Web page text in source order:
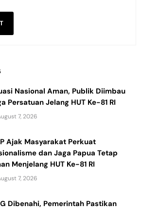
Nasional Aman, Publik Diimbau
Persatuan Jelang HUT Ke-81 RI
7, 2026
Ajak Masyarakat Perkuat
dan Jaga Papua Tetap
Menjelang HUT Ke-81 RI
7, 2026
Dibenahi, Pemerintah Pastikan